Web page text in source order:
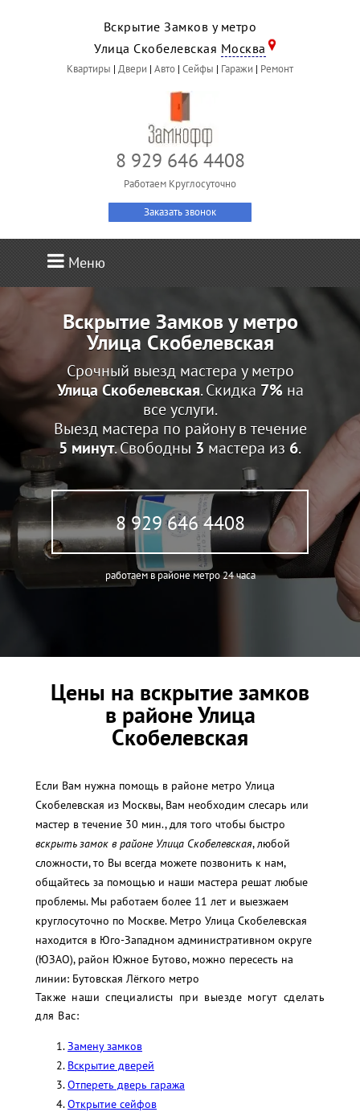
Вскрытие Замков у метро
Улица Скобелевская Москва
Квартиры | Двери | Авто | Сейфы | Гаражи | Ремонт
8 929 646 4408
Работаем Круглосуточно
Заказать звонок
Меню
Вскрытие Замков у метро
Улица Скобелевская
Срочный выезд мастера у метро
Улица Скобелевская. Скидка 7%на
все услуги.
Выезд мастера по району в течение
5 минут. Свободны 3 мастера из 6.
8 929 646 4408
работаем в районе метро 24 часа
Цены на вскрытие замков
в районе Улица
Скобелевская
Если Вам нужна помощь в районе метро Улица
Скобелевская из Москвы, Вам необходим слесарь или
мастер в течение 30 мин., для того чтобы быстро
вскрыть замок в районе Улица Скобелевская, любой
сложности, то Вы всегда можете позвонить к нам,
общайтесь за помощью и наши мастера решат любые
проблемы. Мы работаем более 11 лет и выезжаем
круглосуточно по Москве. Метро Улица Скобелевская
находится в Юго-Западном административном округе
(ЮЗАО), район Южное Бутово, можно пересесть на
линии: Бутовская Лёгкого метро
Также наши специалисты при выезде могут сделать
для Вас:
Замену замков
Вскрытие дверей
Отпереть дверь гаража
Открытие сейфов